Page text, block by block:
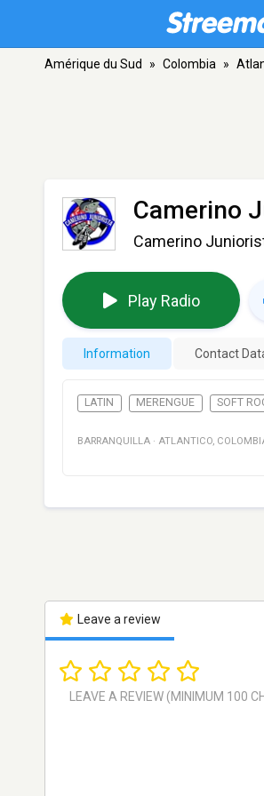
Amérique du Sud » Colombia »
Camerino
Camerino
Play Radio
Information Contact
LATIN MERENGUE SOFT
BARRANQUILLA · ATLANTICO,
Leave a review